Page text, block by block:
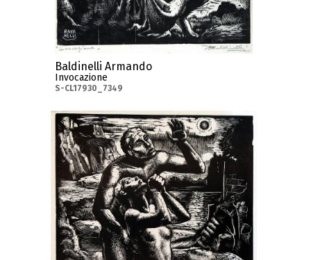
Baldinelli Armando
Invocazione
S-CL17930_7349